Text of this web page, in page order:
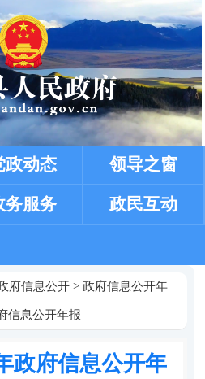
政动态 领导之窗
务服务 政民互动
府信息公开> 政府信息公开年
信息公开年报
政府信息公开年